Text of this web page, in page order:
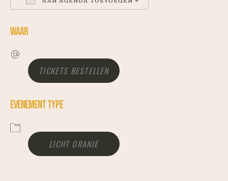
GOOGLE CALENDAR
ICALENDAR
OFFICE 365
WAAR
TICKETS BESTELLEN
EVENEMENT TYPE
LICHT ORANJE